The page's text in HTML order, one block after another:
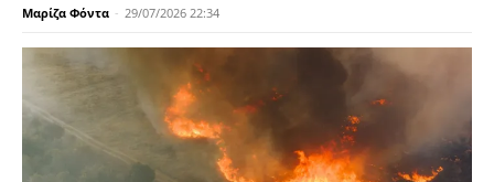
Μαρίζα Φόντα - 29/07/2026 22:34